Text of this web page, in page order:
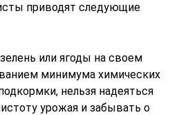
приводят следующие
или ягоды на своем
минимума химических
нельзя надеяться
урожая и забывать о